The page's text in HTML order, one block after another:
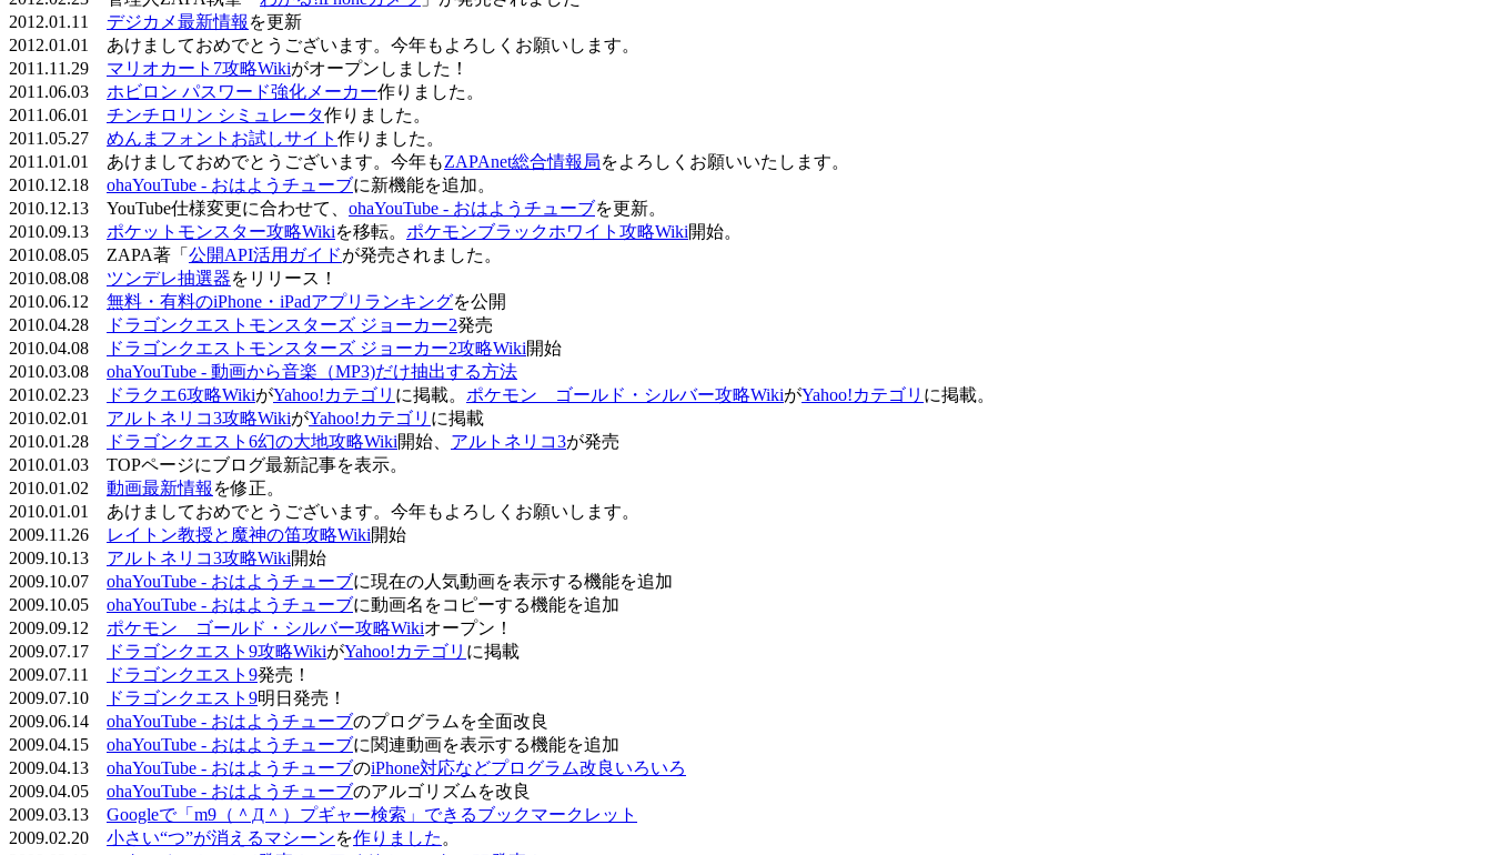
2012.01.11 デジカメ最新情報 を更新
2012.01.01 あけましておめでとうございます。今年もよろしくお願いします。
2011.11.29 マリオカート7攻略Wikiがオープンしました！
2011.06.03 ホビロン パスワード強化メーカー作りました。
2011.06.01 チンチロリン シミュレータ作りました。
2011.05.27 めんまフォントお試しサイト 作りました。
2011.01.01 あけましておめでとうございます。今年もZAPAnet総合情報局をよろしくお願いいたします。
2010.12.18 ohaYouTube - おはようチューブに新機能を追加。
2010.12.13 YouTube仕様変更に合わせて、 ohaYouTube - おはようチューブを更新。
2010.09.13 ポケットモンスター攻略Wikiを移転。 ポケモンブラックホワイト攻略Wiki開始。
2010.08.05 ZAPA著「 公開API活用ガイドが発売されました。
2010.08.08 ツンデレ抽選器をリリース！
2010.06.12 無料・有料のiPhone・iPadアプリランキングを公開
2010.04.28
ドラゴンクエストモンスターズ ジョーカー2発売
2010.04.08
ドラゴンクエストモンスターズ ジョーカー2攻略Wiki開始
2010.03.08 ohaYouTube - 動画から音楽（MP3)だけ抽出する方法
2010.02.23
ドラクエ6攻略WikiがYahoo!カテゴリ に掲載。 ポケモン ゴールド・シルバー攻略WikiがYahoo!カテゴリ に掲載。
2010.02.01 アルトネリコ3攻略WikiがYahoo!カテゴリ に掲載
2010.01.28
ドラゴンクエスト6幻の大地攻略Wiki開始、 アルトネリコ3が発売
2010.01.03 TOPページにブログ最新記事を表示。
2010.01.02 動画最新情報 を修正。
2010.01.01 あけましておめでとうございます。今年もよろしくお願いします。
2009.11.26
レイトン教授と魔神の笛攻略Wiki開始
2009.10.13 アルトネリコ3攻略Wiki開始
2009.10.07 ohaYouTube - おはようチューブに現在の人気動画を表示する機能を追加
2009.10.05 ohaYouTube - おはようチューブに動画名をコピーする機能を追加
2009.09.12 ポケモン ゴールド・シルバー攻略Wikiオープン！
2009.07.17
ドラゴンクエスト9攻略WikiがYahoo!カテゴリ に掲載
2009.07.11
ドラゴンクエスト9発売！
2009.07.10
ドラゴンクエスト9明日発売！
2009.06.14 ohaYouTube - おはようチューブのプログラムを全面改良
2009.04.15 ohaYouTube - おはようチューブに関連動画を表示する機能を追加
2009.04.13 ohaYouTube - おはようチューブのiPhone対応などプログラム改良いろいろ
2009.04.05 ohaYouTube - おはようチューブのアルゴリズムを改良
2009.03.13 Googleで「m9（＾Д＾）プギャー検索」できるブックマークレット
2009.02.20 小さい“つ”が消えるマシーンを作りました 。